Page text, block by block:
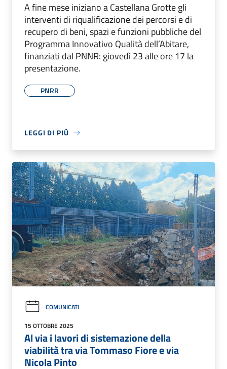
A fine mese iniziano a Castellana Grotte gli
interventi di riqualificazione dei percorsi e di
recupero di beni, spazi e funzioni pubbliche del
Programma Innovativo Qualità dell’Abitare,
finanziati dal PNNR: giovedì 23 alle ore 17 la
presentazione.
PNRR
LEGGI DI PIÙ
COMUNICATI
15 OTTOBRE 2025
Al via i lavori di sistemazione della
viabilità tra via Tommaso Fiore e via
Nicola Pinto